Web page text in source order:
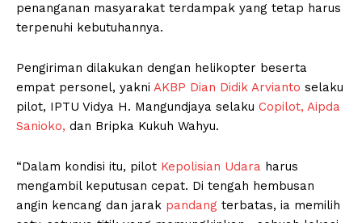
penanganan masyarakat terdampak yang tetap harus
terpenuhi kebutuhannya.
Pengiriman dilakukan dengan helikopter beserta
empat personel, yakni AKBP Dian Didik Arvianto selaku
pilot, IPTU Vidya H. Mangundjaya selaku Copilot, Aipda
Sanioko, dan Bripka Kukuh Wahyu.
“Dalam kondisi itu, pilot Kepolisian Udara harus
mengambil keputusan cepat. Di tengah hembusan
angin kencang dan jarak pandang terbatas, ia memilih